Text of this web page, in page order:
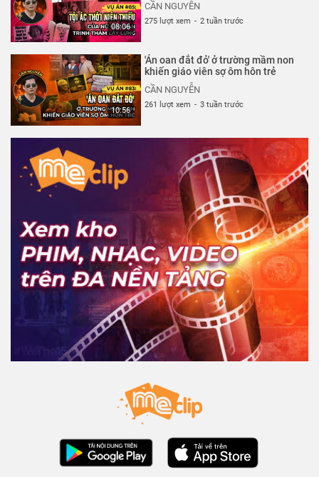
08:06
CẦN NGUYỄN
275 lượt xem - 2 tuần trước
10:56
'Án oan đắt đỏ' ở trường mầm non
khiến giáo viên sợ ôm hôn trẻ
CẦN NGUYỄN
261 lượt xem - 3 tuần trước